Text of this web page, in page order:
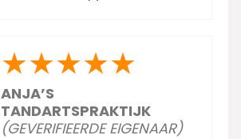
★★★★★
ANJA’S
TANDARTSPRAKTIJK
(GEVERIFIEERDE EIGENAAR)